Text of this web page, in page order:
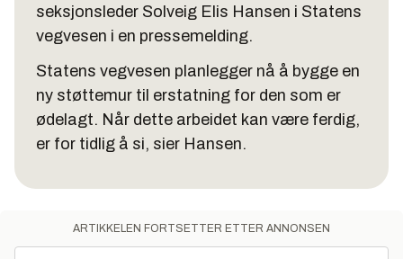
seksjonsleder Solveig Elis Hansen i Statens
vegvesen i en pressemelding.
Statens vegvesen planlegger nå å bygge en
ny støttemur til erstatning for den som er
ødelagt. Når dette arbeidet kan være ferdig,
er for tidlig å si, sier Hansen.
ARTIKKELEN FORTSETTER ETTER ANNONSEN